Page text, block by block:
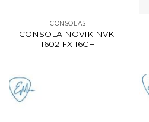
CONSOLAS
CONSOLA NOVIK NVK-
1602 FX 16CH